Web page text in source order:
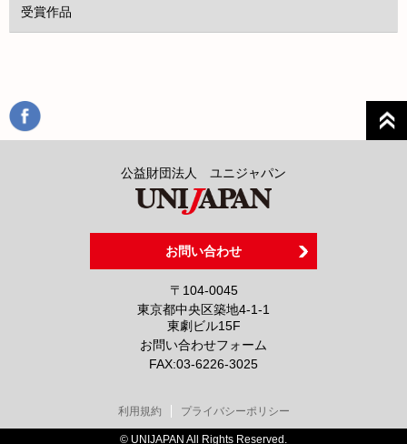
受賞作品
公益財団法人 ユニジャパン
お問い合わせ
〒104-0045
東京都中央区築地4-1-1
東劇ビル15F
お問い合わせフォーム
FAX:03-6226-3025
利用規約 プライバシーポリシー
© UNIJAPAN All Rights Reserved.